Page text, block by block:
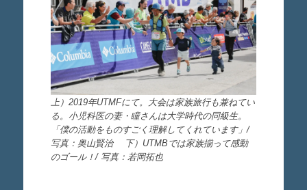
上）2019年UTMFにて。大会は家族旅行も兼ねてい
る。小児科医の妻・瞳さんは大学時代の同級生。
「僕の活動をものすごく理解してくれています」/
写真：奥山賢治 下）UTMBでは家族揃って感動
のゴール！/ 写真：若岡拓也